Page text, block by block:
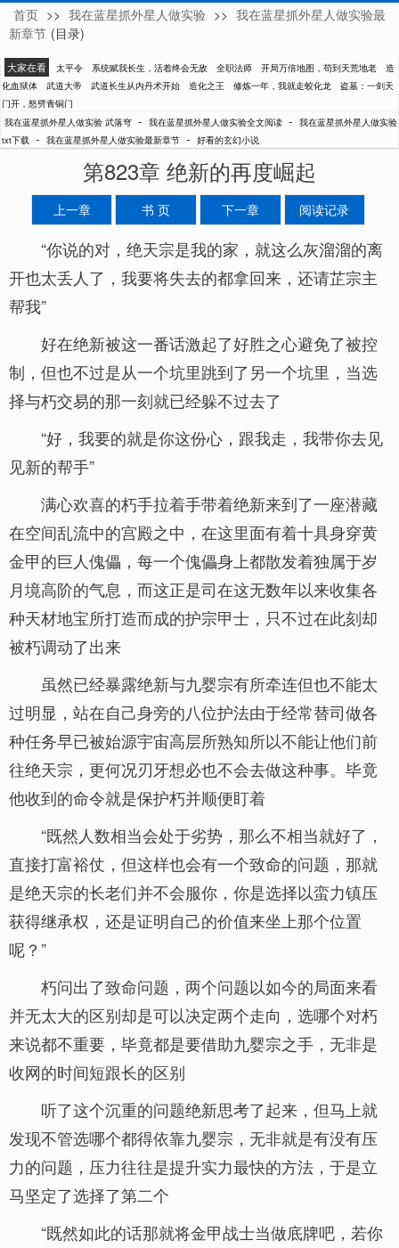
武落穹
首页 >> 我在蓝星抓外星人做实验 >> 我在蓝星抓外星人做实验最
新章节 (目录)
大家在看 太平令 系统赋我长生，活着终会无敌 全职法师 开局万倍地图，苟到天荒地老
造
化血狱体
武道大帝 武道长生从内丹术开始 造化之王 修炼一年，我就走蛟化龙
盗墓：一剑天
门开，怒劈青铜门
我在蓝星抓外星人做实验 武落穹 - 我在蓝星抓外星人做实验全文阅读 - 我在蓝星抓外星人做实验
txt下载 - 我在蓝星抓外星人做实验最新章节 - 好看的玄幻小说
第823章 绝新的再度崛起
上一章 书 页 下一章 阅读记录
“你说的对，绝天宗是我的家，就这么灰溜溜的离
开也太丢人了，我要将失去的都拿回来，还请芷宗主
帮我”
好在绝新被这一番话激起了好胜之心避免了被控
制，但也不过是从一个坑里跳到了另一个坑里，当选
择与朽交易的那一刻就已经躲不过去了
“好，我要的就是你这份心，跟我走，我带你去见
见新的帮手”
满心欢喜的朽手拉着手带着绝新来到了一座潜藏
在空间乱流中的宫殿之中，在这里面有着十具身穿黄
金甲的巨人傀儡，每一个傀儡身上都散发着独属于岁
月境高阶的气息，而这正是司在这无数年以来收集各
种天材地宝所打造而成的护宗甲士，只不过在此刻却
被朽调动了出来
虽然已经暴露绝新与九婴宗有所牵连但也不能太
过明显，站在自己身旁的八位护法由于经常替司做各
种任务早已被始源宇宙高层所熟知所以不能让他们前
往绝天宗，更何况刃牙想必也不会去做这种事。毕竟
他收到的命令就是保护朽并顺便盯着
“既然人数相当会处于劣势，那么不相当就好了，
直接打富裕仗，但这样也会有一个致命的问题，那就
是绝天宗的长老们并不会服你，你是选择以蛮力镇压
获得继承权，还是证明自己的价值来坐上那个位置
呢？”
朽问出了致命问题，两个问题以如今的局面来看
并无太大的区别却是可以决定两个走向，选哪个对朽
来说都不重要，毕竟都是要借助九婴宗之手，无非是
收网的时间短跟长的区别
听了这个沉重的问题绝新思考了起来，但马上就
发现不管选哪个都得依靠九婴宗，无非就是有没有压
力的问题，压力往往是提升实力最快的方法，于是立
马坚定了选择了第二个
“既然如此的话那就将金甲战士当做底牌吧，若你